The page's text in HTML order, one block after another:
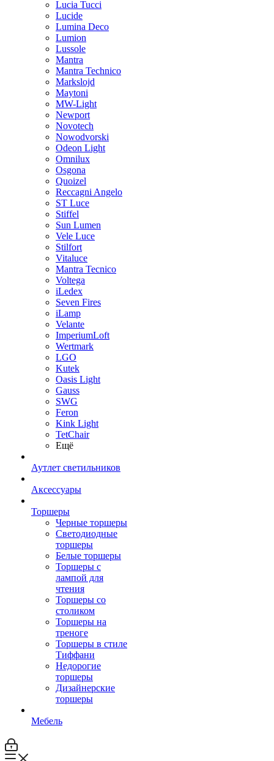
Lucia Tucci
Lucide
Lumina Deco
Lumion
Lussole
Mantra
Mantra Technico
Markslojd
Maytoni
MW-Light
Newport
Novotech
Nowodvorski
Odeon Light
Omnilux
Osgona
Quoizel
Reccagni Angelo
ST Luce
Stiffel
Sun Lumen
Vele Luce
Stilfort
Vitaluce
Mantra Tecnico
Voltega
iLedex
Seven Fires
iLamp
Velante
ImperiumLoft
Wertmark
LGO
Kutek
Oasis Light
Gauss
SWG
Feron
Kink Light
TetСhair
Ещё
Аутлет светильников
Аксессуары
Торшеры
Черные торшеры
Светодиодные
торшеры
Белые торшеры
Торшеры с
лампой для
чтения
Торшеры со
столиком
Торшеры на
треноге
Торшеры в стиле
Тиффани
Недорогие
торшеры
Дизайнерские
торшеры
Мебель